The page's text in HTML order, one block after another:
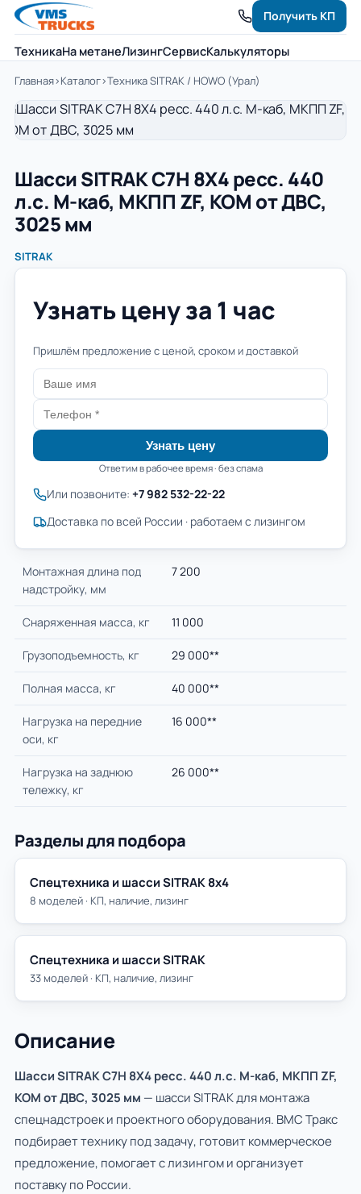
ТехникаНа метанеЛизингСервисКалькуляторы
Получить КП
Главная›Каталог›Техника SITRAK / HOWO (Урал)
Шасси SITRAK C7H 8Х4 ресс. 440
л.с. M-каб, МКПП ZF, КОМ от ДВС,
3025 мм
SITRAK
Узнать цену за 1 час
Пришлём предложение с ценой, сроком и доставкой
Узнать цену
Ответим в рабочее время · без спама
Или позвоните: +7 982 532-22-22
Доставка по всей России · работаем с лизингом
Монтажная длина под
надстройку, мм
7 200
Снаряженная масса, кг 11 000
Грузоподъемность, кг 29 000**
Полная масса, кг 40 000**
Нагрузка на передние
оси, кг
16 000**
Нагрузка на заднюю
тележку, кг
26 000**
Разделы для подбора
Спецтехника и шасси SITRAK 8х4
8 моделей · КП, наличие, лизинг
Спецтехника и шасси SITRAK
33 моделей · КП, наличие, лизинг
Описание
Шасси SITRAK C7H 8Х4 ресс. 440 л.с. M-каб, МКПП ZF,
КОМ от ДВС, 3025 мм — шасси SITRAK для монтажа
спецнадстроек и проектного оборудования. ВМС Тракс
подбирает технику под задачу, готовит коммерческое
предложение, помогает с лизингом и организует
поставку по России.